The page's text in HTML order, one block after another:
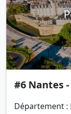
#6 Nantes -
Département :